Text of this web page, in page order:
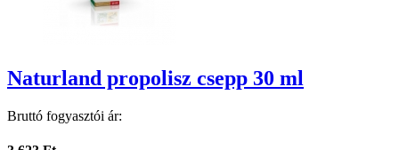
Naturland propolisz csepp 30 ml
Bruttó fogyasztói ár: